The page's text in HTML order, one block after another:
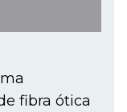
fibra ótica